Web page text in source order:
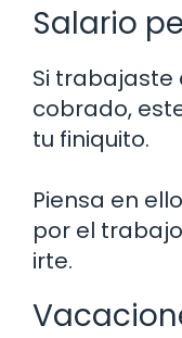
Salario
Si trabajaste
cobrado,
tu finiquito.
Piensa en
por el
irte.